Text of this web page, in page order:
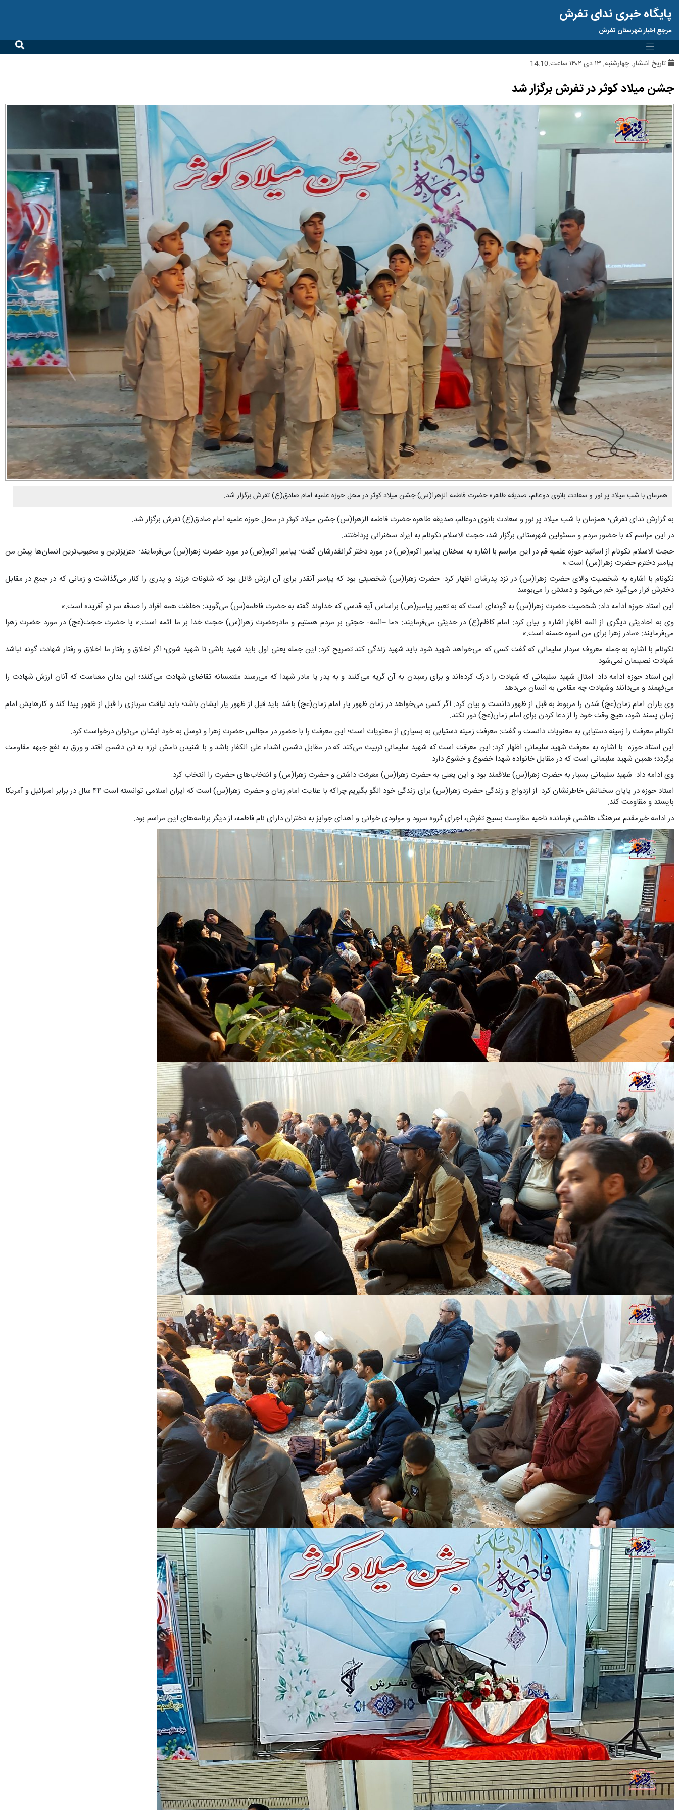
پایگاه خبری ندای تفرش
مرجع اخبار شهرستان تفرش
تاریخ انتشار:چهارشنبه, ۱۳ دی ۱۴۰۲ ساعت:14:10
جشن میلاد کوثر در تفرش برگزار شد
همزمان با شب میلاد پر نور و سعادت بانوی دوعالم، صدیقه طاهره حضرت فاطمه الزهرا(س) جشن میلاد کوثر در محل حوزه علمیه امام صادق(ع) تفرش برگزار شد.
به گزارش ندای تفرش؛ همزمان با شب میلاد پر نور و سعادت بانوی دوعالم، صدیقه طاهره حضرت فاطمه الزهرا(س) جشن میلاد کوثر در محل حوزه علمیه امام صادق(ع) تفرش برگزار شد.
در این مراسم که با حضور مردم و مسئولین شهرستانی برگزار شد، حجت الاسلام نکونام به ایراد سخنرانی پرداختند.
حجت الاسلام نکونام از اساتید حوزه علمیه قم در این مراسم با اشاره به سخنان پیامبر اکرم(ص) در مورد دختر گرانقدرشان گفت: پیامبر اکرم(ص) در مورد حضرت زهرا(س) می‌فرمایند: «عزیزترین و محبوب‌ترین انسان‌ها پیش من
پیامبر دخترم حضرت زهرا(س) است.»
نکونام با اشاره به شخصیت والای حضرت زهرا(س) در نزد پدرشان اظهار کرد: حضرت زهرا(س) شخصیتی بود که پیامبر آنقدر برای آن ارزش قائل بود که شئونات فرزند و پدری را کنار می‌گذاشت و زمانی که در جمع در مقابل
دخترش قرار می‌گیرد خم می‌شود و دستش را می‌بوسد.
این استاد حوزه ادامه داد: شخصیت حضرت زهرا(س) به گونه‌ای است که به تعبیر پیامبر(ص) براساس آیه قدسی که خداوند گفته به حضرت فاطمه(س) می‌گوید: «خلقت همه افراد را صدقه سر تو آفریده است.»
وی به احادیثی دیگری از ائمه اظهار اشاره و بیان کرد: امام کاظم(ع) در حدیثی می‌فرمایند: «ما –ائمه- حجتی بر مردم هستیم و مادرحضرت زهرا(س) حجت خدا بر ما ائمه است.» یا حضرت حجت(عج) در مورد حضرت زهرا
می‌فرمایند: «مادر زهرا برای من اسوه حسنه است.»
نکونام با اشاره به جمله معروف سردار سلیمانی که گفت کسی که می‌خواهد شهید شود باید شهید زندگی کند تصریح کرد: این جمله یعنی اول باید شهید باشی تا شهید شوی؛ اگر اخلاق و رفتار ما اخلاق و رفتار شهادت گونه نباشد
شهادت نصیبمان نمی‌شود.
این استاد حوزه ادامه داد: امثال شهید سلیمانی که شهادت را درک کرده‌اند و برای رسیدن به آن گریه می‌کنند و به پدر یا مادر شهدا که می‌رسند ملتمسانه تقاضای شهادت می‌کنند؛ این بدان معناست که آنان ارزش شهادت را
می‌فهمند و می‌دانند وشهادت چه مقامی به انسان می‌دهد.
وی یاران امام زمان(عج) شدن را مربوط به قبل از ظهور دانست و بیان کرد: اگر کسی می‌خواهد در زمان ظهور یار امام زمان(عج) باشد باید قبل از ظهور یار ایشان باشد؛ باید لیاقت سربازی را قبل از ظهور پیدا کند و کارهایش امام
زمان پسند شود، هیچ وقت خود را از دعا کردن برای امام زمان(عج) دور نکند.
نکونام معرفت را زمینه دستیابی به معنویات دانست و گفت: معرفت زمینه دستیابی به بسیاری از معنویات است؛ این معرفت را با حضور در مجالس حضرت زهرا و توسل به خود ایشان می‌توان درخواست کرد.
این استاد حوزه با اشاره به معرفت شهید سلیمانی اظهار کرد: این معرفت است که شهید سلیمانی تربیت می‌کند که در مقابل دشمن اشداء علی الکفار باشد و با شنیدن نامش لرزه به تن دشمن افتد و ورق به نفع جبهه مقاومت
برگردد؛ همین شهید سلیمانی است که در مقابل خانواده شهدا خضوع و خشوع دارد.
وی ادامه داد: شهید سلیمانی بسیار به حضرت زهرا(س) علاقمند بود و این یعنی به حضرت زهرا(س) معرفت داشتن و حضرت زهرا(س) و انتخاب‌های حضرت را انتخاب کرد.
استاد حوزه در پایان سخنانش خاطرنشان کرد: از ازدواج و زندگی حضرت زهرا(س) برای زندگی خود الگو بگیریم چراکه با عنایت امام زمان و حضرت زهرا(س) است که ایران اسلامی توانسته است ۴۴ سال در برابر اسرائیل و آمریکا
بایستد و مقاومت کند.
در ادامه خیرمقدم سرهنگ هاشمی فرمانده ناحیه مقاومت بسیج تفرش، اجرای گروه سرود و مولودی خوانی و اهدای جوایز به دختران دارای نام فاطمه، از دیگر برنامه‌های این مراسم بود.